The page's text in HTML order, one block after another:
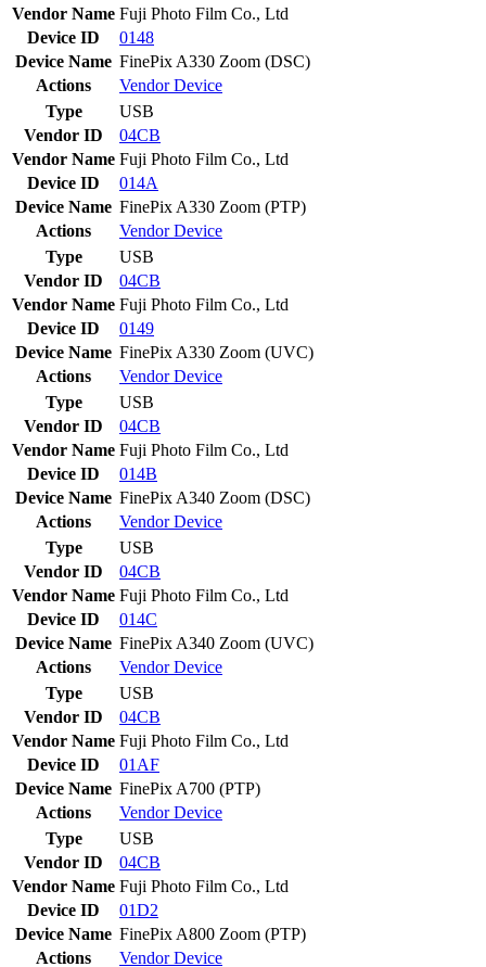
Vendor Name Fuji Photo Film Co., Ltd
Device ID
0148
Device Name FinePix A330 Zoom (DSC)
Actions
VendorDevice
Type
USB
Vendor ID
04CB
Vendor Name Fuji Photo Film Co., Ltd
Device ID
014A
Device Name FinePix A330 Zoom (PTP)
Actions
VendorDevice
Type
USB
Vendor ID
04CB
Vendor Name Fuji Photo Film Co., Ltd
Device ID
0149
Device Name FinePix A330 Zoom (UVC)
Actions
VendorDevice
Type
USB
Vendor ID
04CB
Vendor Name Fuji Photo Film Co., Ltd
Device ID
014B
Device Name FinePix A340 Zoom (DSC)
Actions
VendorDevice
Type
USB
Vendor ID
04CB
Vendor Name Fuji Photo Film Co., Ltd
Device ID
014C
Device Name FinePix A340 Zoom (UVC)
Actions
VendorDevice
Type
USB
Vendor ID
04CB
Vendor Name Fuji Photo Film Co., Ltd
Device ID
01AF
Device Name FinePix A700 (PTP)
Actions
VendorDevice
Type
USB
Vendor ID
04CB
Vendor Name Fuji Photo Film Co., Ltd
Device ID
01D2
Device Name FinePix A800 Zoom (PTP)
Actions
VendorDevice